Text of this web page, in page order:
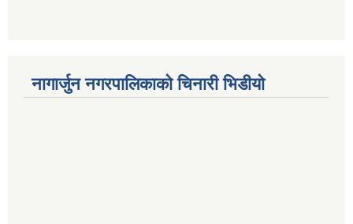
नागार्जुन नगरपालिकाको चिनारी भिडीयो